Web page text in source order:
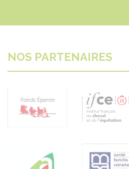
NOS PARTENAIRES